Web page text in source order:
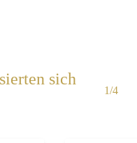
sich
1/4